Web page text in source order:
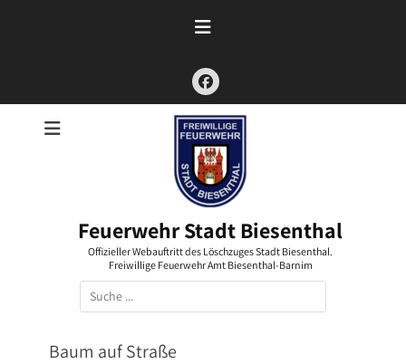
Facebook
Feuerwehr Stadt Biesenthal
Offizieller Webauftritt des Löschzuges Stadt Biesenthal.
Freiwillige Feuerwehr Amt Biesenthal-Barnim
Suchen
nach:
Baum auf Straße